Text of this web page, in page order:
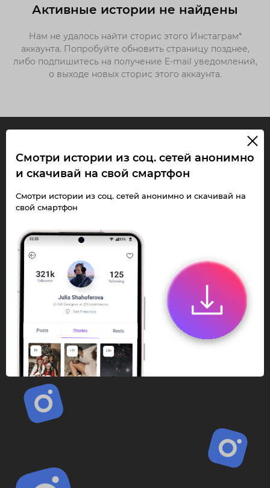
Активные истории не найдены
Нам не удалось найти сторис этого Инстаграм*
аккаунта. Попробуйте обновить страницу позднее,
либо подпишитесь на получение E-mail уведомлений,
о выходе новых сторис этого аккаунта.
InstaPie
Смотри Stories и
скачивай Reels без
ограничений!
Переходи в ИнстаПай бот - смотри и
скачивайStories ,Reels
анонимно в чате
или Telegram-приложении.
Быстро, просто и удобно.
Перейти к боту
Смотри истории из соц. сетей анонимно
и скачивай на свой смартфон
Смотри истории из соц. сетей анонимно и скачивай на
свой смартфон